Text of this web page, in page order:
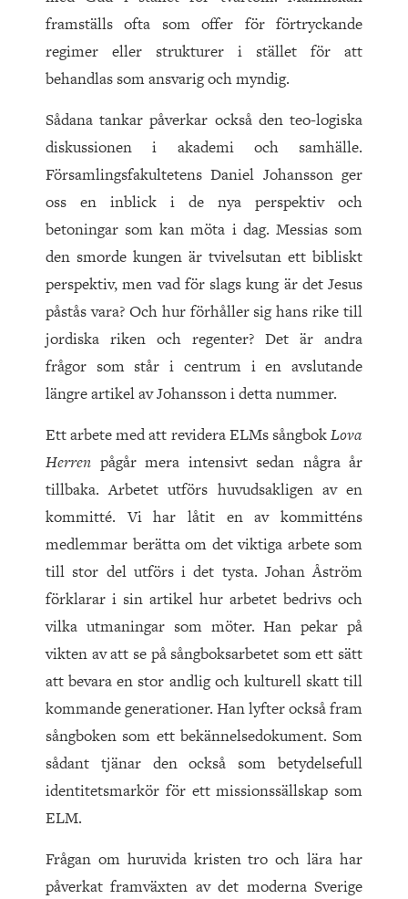
framställs ofta som offer för förtryckande
regimer eller strukturer i stället för att
behandlas som ansvarig och myndig.
Sådana tankar påverkar också den teo-logiska
diskussionen i akademi och samhälle.
Församlingsfakultetens Daniel Johansson ger
oss en inblick i de nya perspektiv och
betoningar som kan möta i dag. Messias som
den smorde kungen är tvivelsutan ett bibliskt
perspektiv, men vad för slags kung är det Jesus
påstås vara? Och hur förhåller sig hans rike till
jordiska riken och regenter? Det är andra
frågor som står i centrum i en avslutande
längre artikel av Johansson i detta nummer.
Ett arbete med att revidera ELMs sångbokLova
Herren pågår mera intensivt sedan några år
tillbaka. Arbetet utförs huvudsakligen av en
kommitté. Vi har låtit en av kommitténs
medlemmar berätta om det viktiga arbete som
till stor del utförs i det tysta. Johan Åström
förklarar i sin artikel hur arbetet bedrivs och
vilka utmaningar som möter. Han pekar på
vikten av att se på sångboksarbetet som ett sätt
att bevara en stor andlig och kulturell skatt till
kommande generationer. Han lyfter också fram
sångboken som ett bekännelsedokument. Som
sådant tjänar den också som betydelsefull
identitetsmarkör för ett missionssällskap som
ELM.
Frågan om huruvida kristen tro och lära har
påverkat framväxten av det moderna Sverige